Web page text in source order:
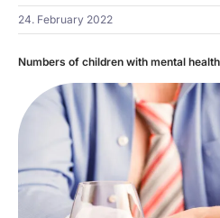
24. February 2022
Numbers of children with mental